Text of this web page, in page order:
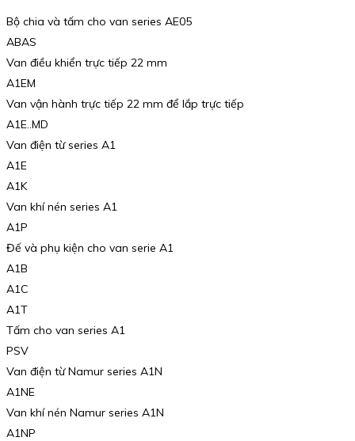
Bộ chia và tấm cho van series AE05
ABAS
Van điều khiển trực tiếp 22 mm
A1EM
Van vận hành trực tiếp 22 mm để lắp trực tiếp
A1E..MD
Van điện từ series A1
A1E
A1K
Van khí nén series A1
A1P
Đế và phụ kiện cho van serie A1
A1B
A1C
A1T
Tấm cho van series A1
PSV
Van điện từ Namur series A1N
A1NE
Van khí nén Namur series A1N
A1NP